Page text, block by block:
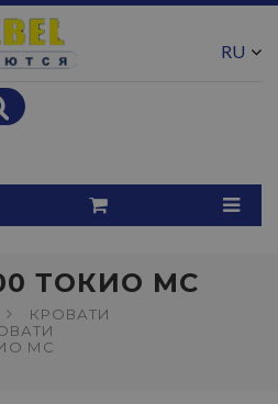
RU
ТОКИО МС
КРОВАТИ
МС